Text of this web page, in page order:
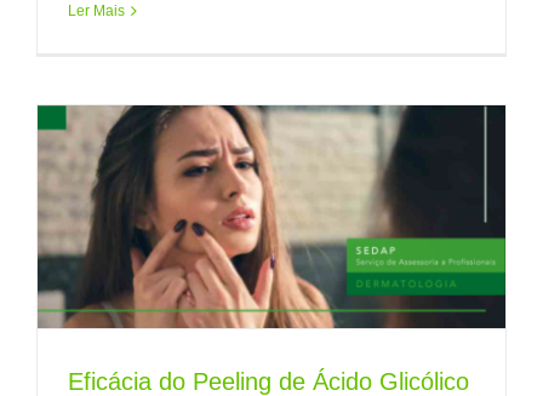
Ler Mais
Eficácia do Peeling de Ácido Glicólico